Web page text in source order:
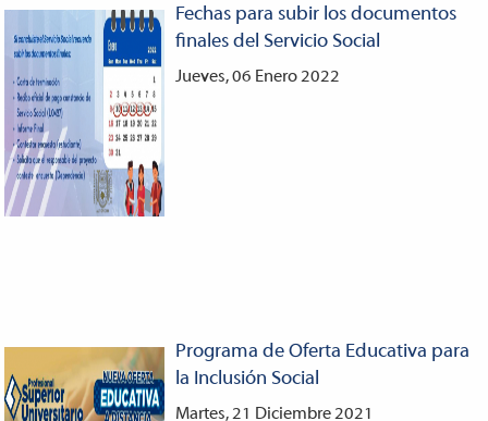
Fechas para subir los documentos
finales del Servicio Social
Jueves, 06 Enero 2022
Programa de Oferta Educativa para
la Inclusión Social
Martes, 21 Diciembre 2021